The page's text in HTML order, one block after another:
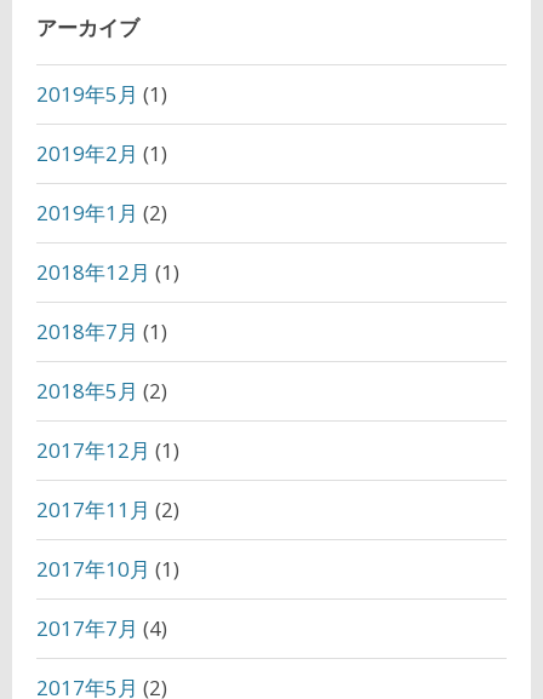
アーカイブ
2019年5月 (1)
2019年2月 (1)
2019年1月 (2)
2018年12月 (1)
2018年7月 (1)
2018年5月 (2)
2017年12月 (1)
2017年11月 (2)
2017年10月 (1)
2017年7月 (4)
2017年5月 (2)